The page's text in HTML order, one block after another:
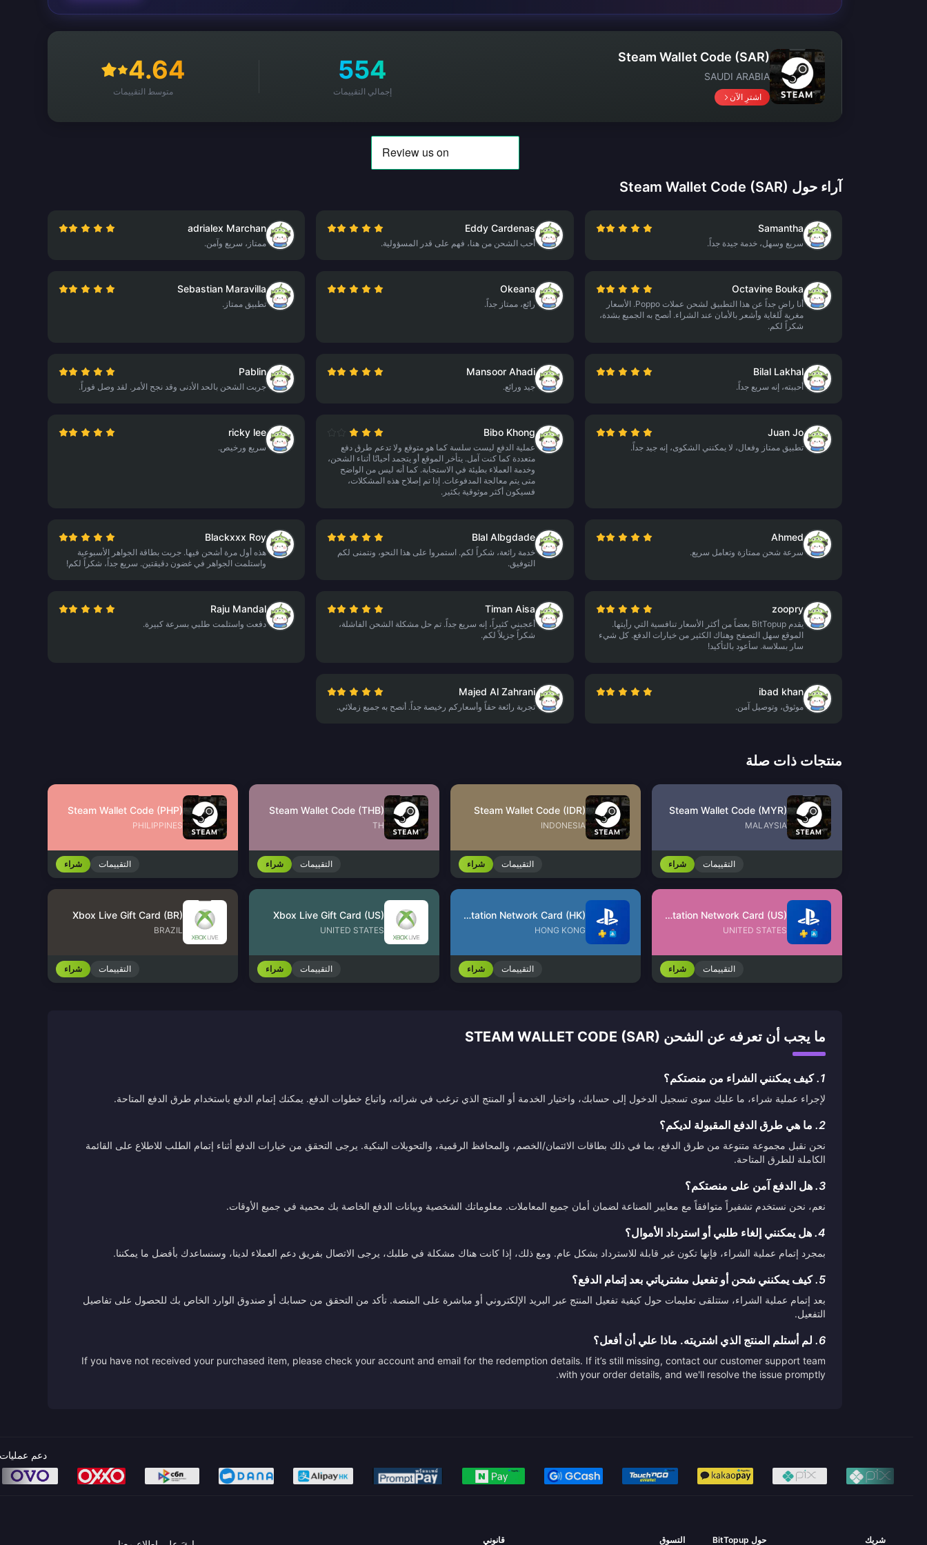
Steam Wallet Code (SAR)
SAUDI ARABIA
اشترِ الآن
554
إجمالي التقييمات
4.64
متوسط التقييمات
آراء حول Steam Wallet Code (SAR)
Samantha
سريع وسهل، خدمة جيدة جداً.
Eddy Cardenas
أحب الشحن من هنا، فهم على قدر المسؤولية.
adrialex Marchan
ممتاز، سريع وآمن.
Octavine Bouka
أنا راضٍ جداً عن هذا التطبيق لشحن عملات Poppo. الأسعار
مغرية للغاية وأشعر بالأمان عند الشراء. أنصح به الجميع بشدة،
شكراً لكم.
Okeana
رائع، ممتاز جداً.
Sebastian Maravilla
تطبيق ممتاز.
Bilal Lakhal
أحببته، إنه سريع جداً.
Mansoor Ahadi
جيد ورائع.
Pablin
جربت الشحن بالحد الأدنى وقد نجح الأمر. لقد وصل فوراً.
Juan Jo
تطبيق ممتاز وفعال، لا يمكنني الشكوى، إنه جيد جداً.
Bibo Khong
عملية الدفع ليست سلسة كما هو متوقع ولا تدعم طرق دفع
متعددة كما كنت آمل. يتأخر الموقع أو يتجمد أحيانًا أثناء الشحن،
وخدمة العملاء بطيئة في الاستجابة. كما أنه ليس من الواضح
متى يتم معالجة المدفوعات. إذا تم إصلاح هذه المشكلات،
فسيكون أكثر موثوقية بكثير.
ricky lee
سريع ورخيص.
Ahmed
سرعة شحن ممتازة وتعامل سريع.
Blal Albgdade
خدمة رائعة، شكراً لكم. استمروا على هذا النحو، ونتمنى لكم
التوفيق.
Blackxxx Roy
هذه أول مرة أشحن فيها. جربت بطاقة الجواهر الأسبوعية
واستلمت الجواهر في غضون دقيقتين. سريع جداً، شكراً لكم!
zoopry
يقدم BitTopup بعضاً من أكثر الأسعار تنافسية التي رأيتها.
الموقع سهل التصفح وهناك الكثير من خيارات الدفع. كل شيء
سار بسلاسة. سأعود بالتأكيد!
Timan Aisa
أعجبني كثيراً، إنه سريع جداً. تم حل مشكلة الشحن الفاشلة،
شكراً جزيلاً لكم.
Raju Mandal
دفعت واستلمت طلبي بسرعة كبيرة.
ibad khan
موثوق، وتوصيل آمن.
Majed Al Zahrani
تجربة رائعة حقاً وأسعاركم رخيصة جداً. أنصح به جميع زملائي.
منتجات ذات صلة
Steam Wallet Code (MYR)
MALAYSIA
التقييمات شراء
Steam Wallet Code (IDR)
INDONESIA
التقييمات شراء
Steam Wallet Code (THB)
TH
التقييمات شراء
Steam Wallet Code (PHP)
PHILIPPINES
التقييمات شراء
PlayStation Network Card (US)
UNITED STATES
التقييمات شراء
PlayStation Network Card (HK)
HONG KONG
التقييمات شراء
Xbox Live Gift Card (US)
UNITED STATES
التقييمات شراء
Xbox Live Gift Card (BR)
BRAZIL
التقييمات شراء
ما يجب أن تعرفه عن الشحن STEAM WALLET CODE (SAR)
1. كيف يمكنني الشراء من منصتكم؟
لإجراء عملية شراء، ما عليك سوى تسجيل الدخول إلى حسابك، واختيار الخدمة أو المنتج الذي ترغب في شرائه، واتباع خطوات الدفع. يمكنك إتمام الدفع باستخدام طرق الدفع المتاحة.
2. ما هي طرق الدفع المقبولة لديكم؟
نحن نقبل مجموعة متنوعة من طرق الدفع، بما في ذلك بطاقات الائتمان/الخصم، والمحافظ الرقمية، والتحويلات البنكية. يرجى التحقق من خيارات الدفع أثناء إتمام الطلب للاطلاع على القائمة
الكاملة للطرق المتاحة.
3. هل الدفع آمن على منصتكم؟
نعم، نحن نستخدم تشفيراً متوافقاً مع معايير الصناعة لضمان أمان جميع المعاملات. معلوماتك الشخصية وبيانات الدفع الخاصة بك محمية في جميع الأوقات.
4. هل يمكنني إلغاء طلبي أو استرداد الأموال؟
بمجرد إتمام عملية الشراء، فإنها تكون غير قابلة للاسترداد بشكل عام. ومع ذلك، إذا كانت هناك مشكلة في طلبك، يرجى الاتصال بفريق دعم العملاء لدينا، وسنساعدك بأفضل ما يمكننا.
5. كيف يمكنني شحن أو تفعيل مشترياتي بعد إتمام الدفع؟
بعد إتمام عملية الشراء، ستتلقى تعليمات حول كيفية تفعيل المنتج عبر البريد الإلكتروني أو مباشرة على المنصة. تأكد من التحقق من حسابك أو صندوق الوارد الخاص بك للحصول على تفاصيل
التفعيل.
6. لم أستلم المنتج الذي اشتريته. ماذا علي أن أفعل؟
If you have not received your purchased item, please check your account and email for the redemption details. If it’s still missing, contact our customer support team
with your order details, and we'll resolve the issue promptly.
دعم عمليات
شريك حول BitTopup التسوق قانوني